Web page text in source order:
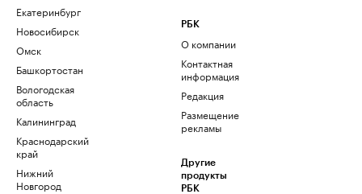
Екатеринбург
Новосибирск
Омск
Башкортостан
Вологодская
область
Калининград
Краснодарский
край
Нижний
Новгород
РБК
О компании
Контактная
информация
Редакция
Размещение
рекламы
Другие
продукты
РБК